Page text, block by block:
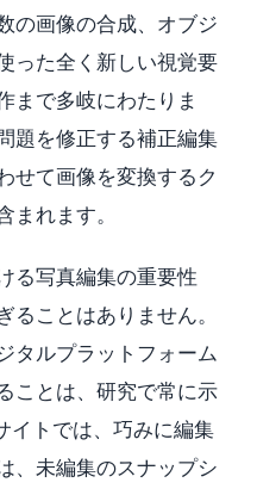
の画像の合成、オブジ
った全く新しい視覚要
まで多岐にわたりま
題を修正する補正編集
せて画像を変換するク
まれます。
る写真編集の重要性
ことはありません。
タルプラットフォーム
ことは、研究で常に示
イトでは、巧みに編集
、未編集のスナップシ